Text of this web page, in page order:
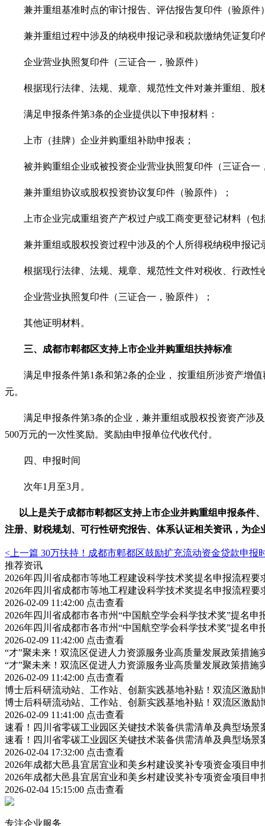
兼并重组基准时点的审计报告、评估报告复印件（验原件
兼并重组过程中涉及的纳税申报记录和税款缴纳凭证复印
企业营业执照复印件（三证合一，验原件）
根据现行法律、法规、规章、规范性文件对兼并重组、股
满足申报条件第3条的企业提供以下申报材料：
上市（挂牌）企业并购重组补助申报表；
被并购重组企业或被投资企业营业执照复印件（三证合一
兼并重组协议或股权投资协议复印件（验原件）；
上市企业完成重组资产产权过户或工商变更登记材料（包
兼并重组或股权投资过程中涉及的个人所得税纳税申报记
根据现行法律、法规、规章、规范性文件对税收、行政性
企业营业执照复印件（三证合一，验原件）；
其他证明材料。
三、 成都市郫都区支持上市企业并购重组扶持标准
满足申报条件第1条和第2条的企业， 按重组所涉资产增
元。
满足申报条件第3条的企业，兼并重组或股权投资资产涉
500万元的一次性奖励。奖励由申报单位代收代付。
四、 申报时间
次年1月至3月。
以上是关于成都市郫都区支持上市企业并购重组 申报条件
注册、财税规划、可行性研究报告、体系认证相关资讯，为企
<上一篇 30万扶持！成都市郫都区鼓励扩充流动资金贷款申报
推荐资讯
2026年四川省成都市等地工程建设科学技术奖提名申报流程
2026年四川省成都市等地工程建设科学技术奖提名申报流程
2026-02-09 11:42:00 点击查看
2026年四川省成都市各市州“中国航空学会科学技术奖”提名申
2026年四川省成都市各市州“中国航空学会科学技术奖”提名申
2026-02-09 11:42:00 点击查看
“才”聚未来！双流区促进人力资源服务业高质量发展政策措施
“才”聚未来！双流区促进人力资源服务业高质量发展政策措施
2026-02-09 11:42:00 点击查看
博士后科研流动站、工作站、创新实践基地补贴！双流区激
博士后科研流动站、工作站、创新实践基地补贴！双流区激
2026-02-09 11:41:00 点击查看
速看！四川省零碳工业园区关键技术装备供需清单及典型场
速看！四川省零碳工业园区关键技术装备供需清单及典型场
2026-02-04 17:32:00 点击查看
2026年成都大邑县宜居宜业和美乡村建设奖补专项资金项目
2026年成都大邑县宜居宜业和美乡村建设奖补专项资金项目
2026-02-04 15:15:00 点击查看
专注企业服务